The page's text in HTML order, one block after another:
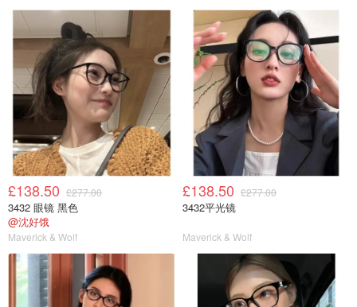
£138.50 £277.00
3432 眼镜 黑色
@沈好饿
Maverick & Wolf
£138.50 £277.00
3432平光镜
Maverick & Wolf